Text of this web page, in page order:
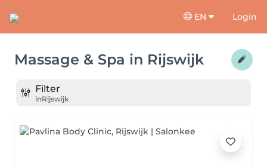
EN Login
Massage & Spa in Rijswijk
Filter
inRijswijk